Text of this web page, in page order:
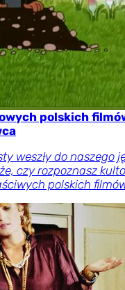
polskich
weszły do naszego
czy rozpoznasz
polskich